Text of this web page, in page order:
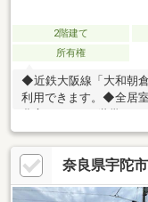
2階建て
所有権
◆近鉄大阪線「大和朝
利用できます。◆全居
外からの視線が気にな
ています。現地での内
社、八木営業所担当：
げます。フリーコール
い合わせお待ちしてお
奈良県宇陀